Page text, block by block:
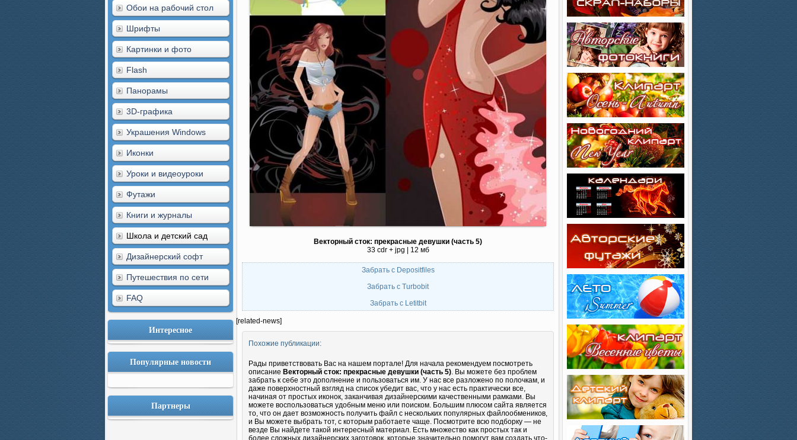
Обои на рабочий стол
Шрифты
Картинки и фото
Flash
Панорамы
3D-графика
Украшения Windows
Иконки
Уроки и видеоуроки
Футажи
Книги и журналы
Школа и детский сад
Дизайнерский софт
Путешествия по сети
FAQ
Интересное
Популярные новости
Партнеры
Векторный сток: прекрасные девушки (часть 5)
33 cdr + jpg | 12 мб
Забрать с Depositfiles
Забрать с Turbobit
Забрать с Letitbit
[related-news]
Похожие публикации:
Рады приветствовать Вас на нашем портале! Для начала рекомендуем посмотреть
описание Векторный сток: прекрасные девушки (часть 5). Вы можете без проблем
забрать к себе это дополнение и пользоваться им. У нас все разложено по полочкам, и
даже поверхностный взгляд на список убедит вас, что у нас есть практически все,
начиная от простых иконок, заканчивая дизайнерскими качественными рамками. Вы
можете воспользоваться удобным меню или поиском. Большим плюсом сайта является
то, что он дает возможность получить файл с нескольких популярных файлообмеников,
и Вы можете выбрать тот, с которым работаете чаще. Посмотрите всю подборку — не
везде Вы найдете такой интересный материал. Есть множество как простых так и
более сложных дизайнерских заготовок, которые значительно помогут вам создать что-